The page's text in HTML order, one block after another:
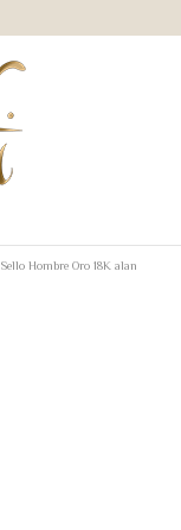
Sello Hombre Oro 18K alan